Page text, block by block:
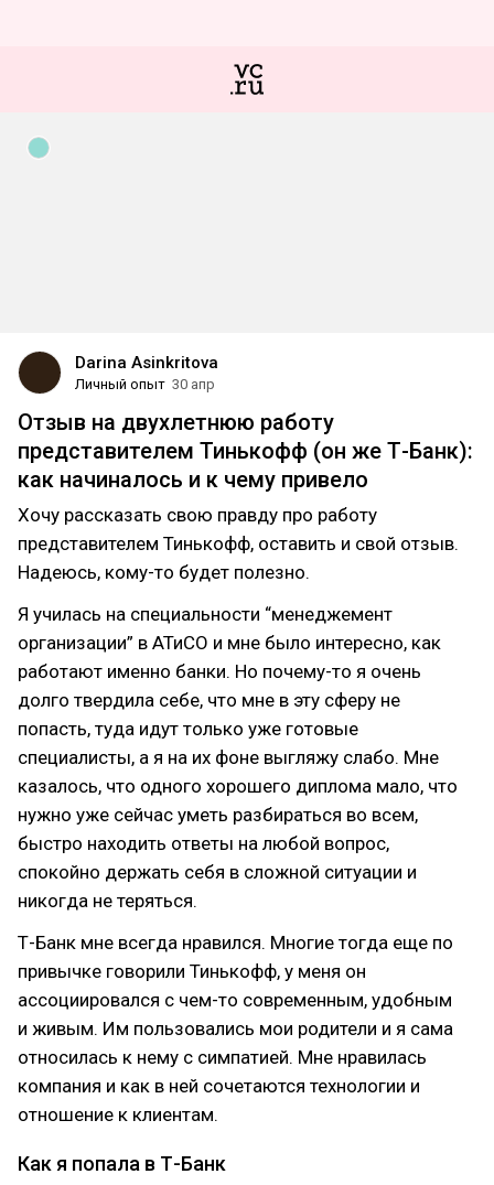
Darina Asinkritova
Личный опыт 30 апр
Отзыв на двухлетнюю работу
представителем Тинькофф (он же Т-Банк):
как начиналось и к чему привело
Хочу рассказать свою правду про работу
представителем Тинькофф, оставить и свой отзыв.
Надеюсь, кому-то будет полезно.
Я училась на специальности “менеджемент
организации” в АТиСО и мне было интересно, как
работают именно банки. Но почему-то я очень
долго твердила себе, что мне в эту сферу не
попасть, туда идут только уже готовые
специалисты, а я на их фоне выгляжу слабо. Мне
казалось, что одного хорошего диплома мало, что
нужно уже сейчас уметь разбираться во всем,
быстро находить ответы на любой вопрос,
спокойно держать себя в сложной ситуации и
никогда не теряться.
Т-Банк мне всегда нравился. Многие тогда еще по
привычке говорили Тинькофф, у меня он
ассоциировался с чем-то современным, удобным
и живым. Им пользовались мои родители и я сама
относилась к нему с симпатией. Мне нравилась
компания и как в ней сочетаются технологии и
отношение к клиентам.
Как я попала в Т-Банк